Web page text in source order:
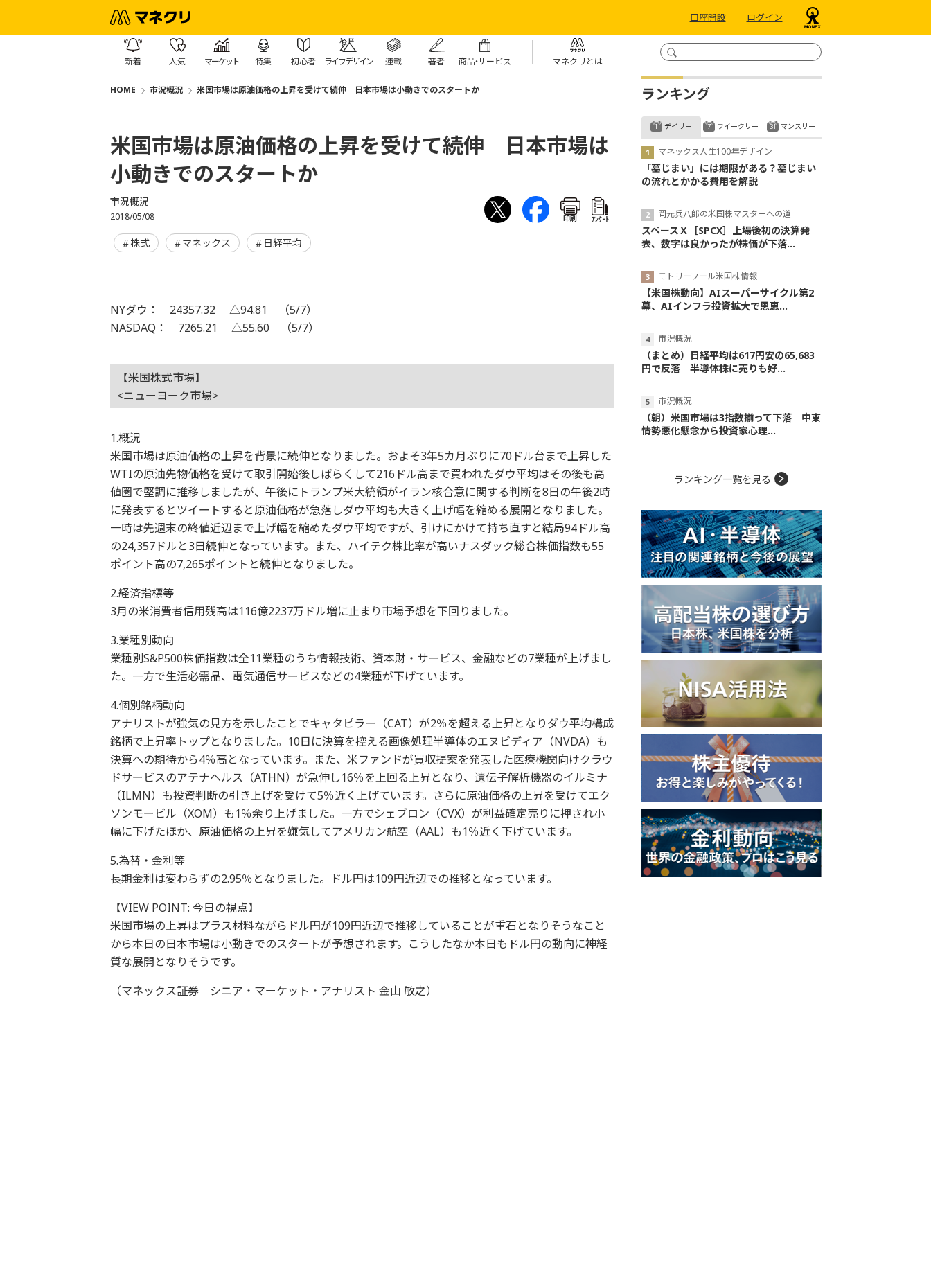
口座開設 ログイン
新着 人気 マーケット 特集 初心者 ライフデザイン 連載 著者 商品・サービス マネクリとは
HOME 市況概況 米国市場は原油価格の上昇を受けて続伸 日本市場は小動きでのスタートか
米国市場は原油価格の上昇を受けて続伸 日本市場は
小動きでのスタートか
市況概況
2018/05/08 印刷 ｱﾝｹｰﾄ
株式 マネックス 日経平均
NYダウ： 24357.32 △94.81 （5/7）
NASDAQ： 7265.21 △55.60 （5/7）
【米国株式市場】
<ニューヨーク市場>
1.概況
米国市場は原油価格の上昇を背景に続伸となりました。およそ3年5カ月ぶりに70ドル台まで上昇した
WTIの原油先物価格を受けて取引開始後しばらくして216ドル高まで買われたダウ平均はその後も高
値圏で堅調に推移しましたが、午後にトランプ米大統領がイラン核合意に関する判断を8日の午後2時
に発表するとツイートすると原油価格が急落しダウ平均も大きく上げ幅を縮める展開となりました。
一時は先週末の終値近辺まで上げ幅を縮めたダウ平均ですが、引けにかけて持ち直すと結局94ドル高
の24,357ドルと3日続伸となっています。また、ハイテク株比率が高いナスダック総合株価指数も55
ポイント高の7,265ポイントと続伸となりました。
2.経済指標等
3月の米消費者信用残高は116億2237万ドル増に止まり市場予想を下回りました。
3.業種別動向
業種別S&P500株価指数は全11業種のうち情報技術、資本財・サービス、金融などの7業種が上げまし
た。一方で生活必需品、電気通信サービスなどの4業種が下げています。
4.個別銘柄動向
アナリストが強気の見方を示したことでキャタピラー（CAT）が2％を超える上昇となりダウ平均構成
銘柄で上昇率トップとなりました。10日に決算を控える画像処理半導体のエヌビディア（NVDA）も
決算への期待から4％高となっています。また、米ファンドが買収提案を発表した医療機関向けクラウ
ドサービスのアテナヘルス（ATHN）が急伸し16％を上回る上昇となり、遺伝子解析機器のイルミナ
（ILMN）も投資判断の引き上げを受けて5％近く上げています。さらに原油価格の上昇を受けてエク
ソンモービル（XOM）も1％余り上げました。一方でシェブロン（CVX）が利益確定売りに押され小
幅に下げたほか、原油価格の上昇を嫌気してアメリカン航空（AAL）も1％近く下げています。
5.為替・金利等
長期金利は変わらずの2.95％となりました。ドル円は109円近辺での推移となっています。
【VIEW POINT: 今日の視点】
米国市場の上昇はプラス材料ながらドル円が109円近辺で推移していることが重石となりそうなこと
から本日の日本市場は小動きでのスタートが予想されます。こうしたなか本日もドル円の動向に神経
質な展開となりそうです。
（マネックス証券 シニア・マーケット・アナリスト 金山 敏之）
ランキング
デイリー
マネックス人生100年デザイン
「墓じまい」には期限がある？墓じまい
の流れとかかる費用を解説
岡元兵八郎の米国株マスターへの道
スペースＸ［SPCX］上場後初の決算発
表、数字は良かったが株価が下落...
モトリーフール米国株情報
【米国株動向】AIスーパーサイクル第2
幕、AIインフラ投資拡大で恩恵...
市況概況
（まとめ）日経平均は617円安の65,683
円で反落 半導体株に売りも好...
市況概況
（朝）米国市場は3指数揃って下落 中東
情勢悪化懸念から投資家心理...
ウイークリー マンスリー
ランキング一覧を見る